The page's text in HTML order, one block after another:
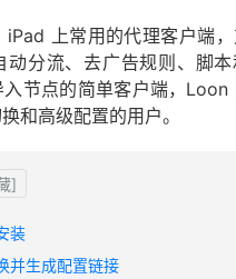
上常用的代理客户端
动分流、去广告规则、脚
节点的简单客户端，Loon
和高级配置的用户。
]
装
并生成配置链接